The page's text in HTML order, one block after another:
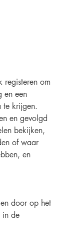
registeren om
en een
te krijgen.
en gevolgd
bekijken,
of waar
en
door op het
in de